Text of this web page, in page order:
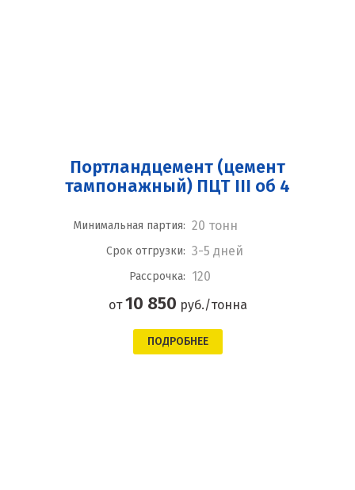
Портландцемент (цемент
тампонажный) ПЦТ III об 4
Минимальная партия: 20 тонн
Срок отгрузки: 3-5 дней
Рассрочка: 120
от10 850 руб./тонна
ПОДРОБНЕЕ